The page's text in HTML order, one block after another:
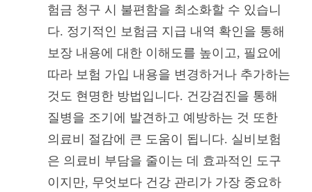
험금 청구 시 불편함을 최소화할 수 있습니
다. 정기적인 보험금 지급 내역 확인을 통해
보장 내용에 대한 이해도를 높이고, 필요에
따라 보험 가입 내용을 변경하거나 추가하는
것도 현명한 방법입니다. 건강검진을 통해
질병을 조기에 발견하고 예방하는 것 또한
의료비 절감에 큰 도움이 됩니다. 실비보험
은 의료비 부담을 줄이는 데 효과적인 도구
이지만, 무엇보다 건강 관리가 가장 중요하